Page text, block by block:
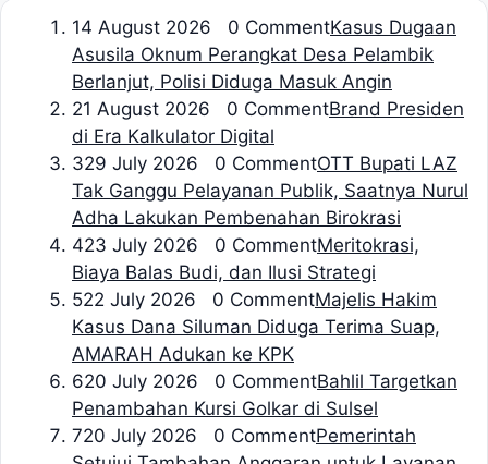
14 August 2026 0 CommentKasus Dugaan
Asusila Oknum Perangkat Desa Pelambik
Berlanjut, Polisi Diduga Masuk Angin
21 August 2026 0 CommentBrand Presiden
di Era Kalkulator Digital
329 July 2026 0 CommentOTT Bupati LAZ
Tak Ganggu Pelayanan Publik, Saatnya Nurul
Adha Lakukan Pembenahan Birokrasi
423 July 2026 0 CommentMeritokrasi,
Biaya Balas Budi, dan Ilusi Strategi
522 July 2026 0 CommentMajelis Hakim
Kasus Dana Siluman Diduga Terima Suap,
AMARAH Adukan ke KPK
620 July 2026 0 CommentBahlil Targetkan
Penambahan Kursi Golkar di Sulsel
720 July 2026 0 CommentPemerintah